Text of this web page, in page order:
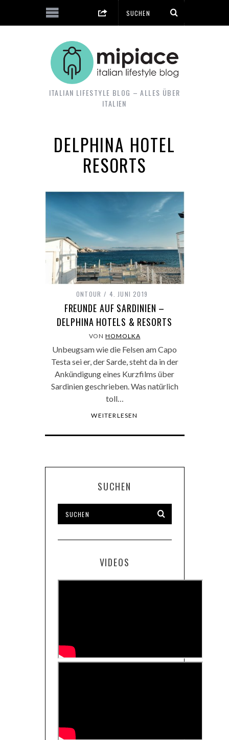
ITALIAN LIFESTYLE BLOG – ALLES ÜBER
ITALIEN
DELPHINA HOTEL
RESORTS
ONTOUR 4. JUNI 2019
FREUNDE AUF SARDINIEN –
DELPHINA HOTELS & RESORTS
VONHOMOLKA
Unbeugsam wie die Felsen am Capo
Testa sei er, der Sarde, steht da in der
Ankündigung eines Kurzfilms über
Sardinien geschrieben. Was natürlich
toll…
WEITERLESEN
SUCHEN
VIDEOS